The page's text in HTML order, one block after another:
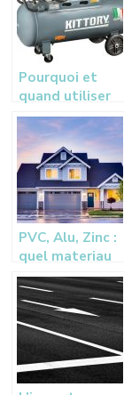
Pourquoi et
quand utiliser
un compresseur
PVC, Alu, Zinc :
quel materiau
pour les
gouttieres ?